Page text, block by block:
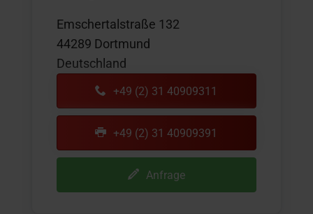
Emschertalstraße 132
44289 Dortmund
Deutschland
+49 (2) 31 40909311
+49 (2) 31 40909391
Anfrage